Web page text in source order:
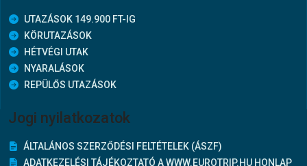
UTAZÁSOK 149.900 FT-IG
KÖRUTAZÁSOK
HÉTVÉGI UTAK
NYARALÁSOK
REPÜLŐS UTAZÁSOK
Jogi nyilatkozatok
ÁLTALÁNOS SZERZŐDÉSI FELTÉTELEK (ÁSZF)
ADATKEZELÉSI TÁJÉKOZTATÓ A WWW.EUROTRIP.HU HONLAP